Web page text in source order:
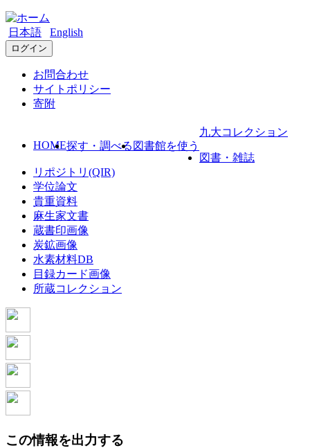
日本語 English
ログイン
お問合わせ
サイトポリシー
寄附
HOME探す・調べる 図書館を使う
九大コレクション
図書・雑誌
リポジトリ(QIR)
学位論文
貴重資料
麻生家文書
蔵書印画像
炭鉱画像
水素材料DB
目録カード画像
所蔵コレクション
この情報を出力する